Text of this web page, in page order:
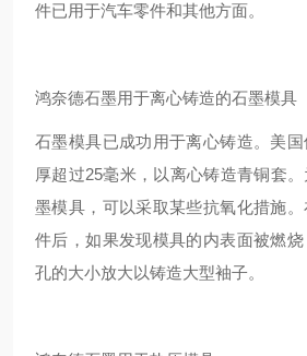
件已用于汽车零件和其他方面。
鸿奈德石墨用于离心铸造的石墨模具
石墨模具已成功用于离心铸造。美
厚超过25毫米，以离心铸造青铜套
墨模具，可以采取某些抗氧化措施
件后，如果发现模具的内表面被燃
孔的大小放大以铸造大型袖子。